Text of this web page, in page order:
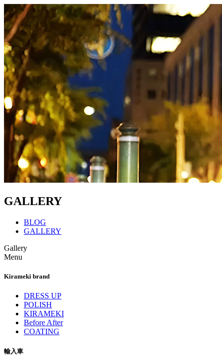
GALLERY
BLOG
GALLERY
Gallery
Menu
Kirameki brand
DRESS UP
POLISH
KIRAMEKI
Before After
COATING
輸入車